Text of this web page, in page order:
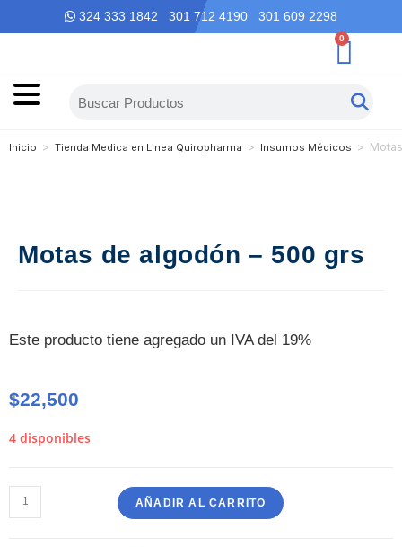
324 333 1842 301 712 4190 301 609 2298
0
Inicio > Tienda Medica en Linea Quiropharma > Insumos Médicos >
Motas de algodón – 500 grs
Este producto tiene agregado un IVA del 19%
$22,500
4 disponibles
AÑADIR AL CARRITO